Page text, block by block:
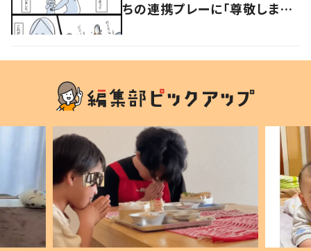
ちの連携プレーに「尊敬します」